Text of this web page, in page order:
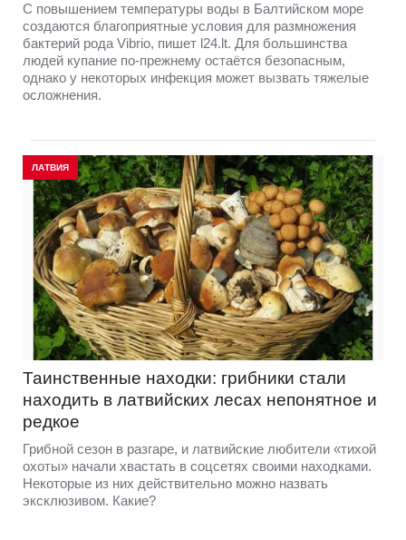
С повышением температуры воды в Балтийском море
создаются благоприятные условия для размножения
бактерий рода Vibrio, пишет l24.lt. Для большинства
людей купание по-прежнему остаётся безопасным,
однако у некоторых инфекция может вызвать тяжелые
осложнения.
ЛАТВИЯ
Таинственные находки: грибники стали
находить в латвийских лесах непонятное и
редкое
Грибной сезон в разгаре, и латвийские любители «тихой
охоты» начали хвастать в соцсетях своими находками.
Некоторые из них действительно можно назвать
эксклюзивом. Какие?